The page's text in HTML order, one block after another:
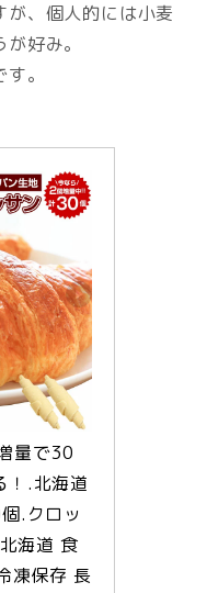
が、個人的には小麦
好み。
。
量で30
！.北海道
.クロッ
海道 食
凍保存 長